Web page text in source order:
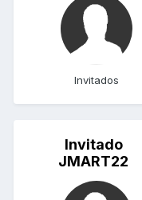
Invitados
Invitado
JMART22